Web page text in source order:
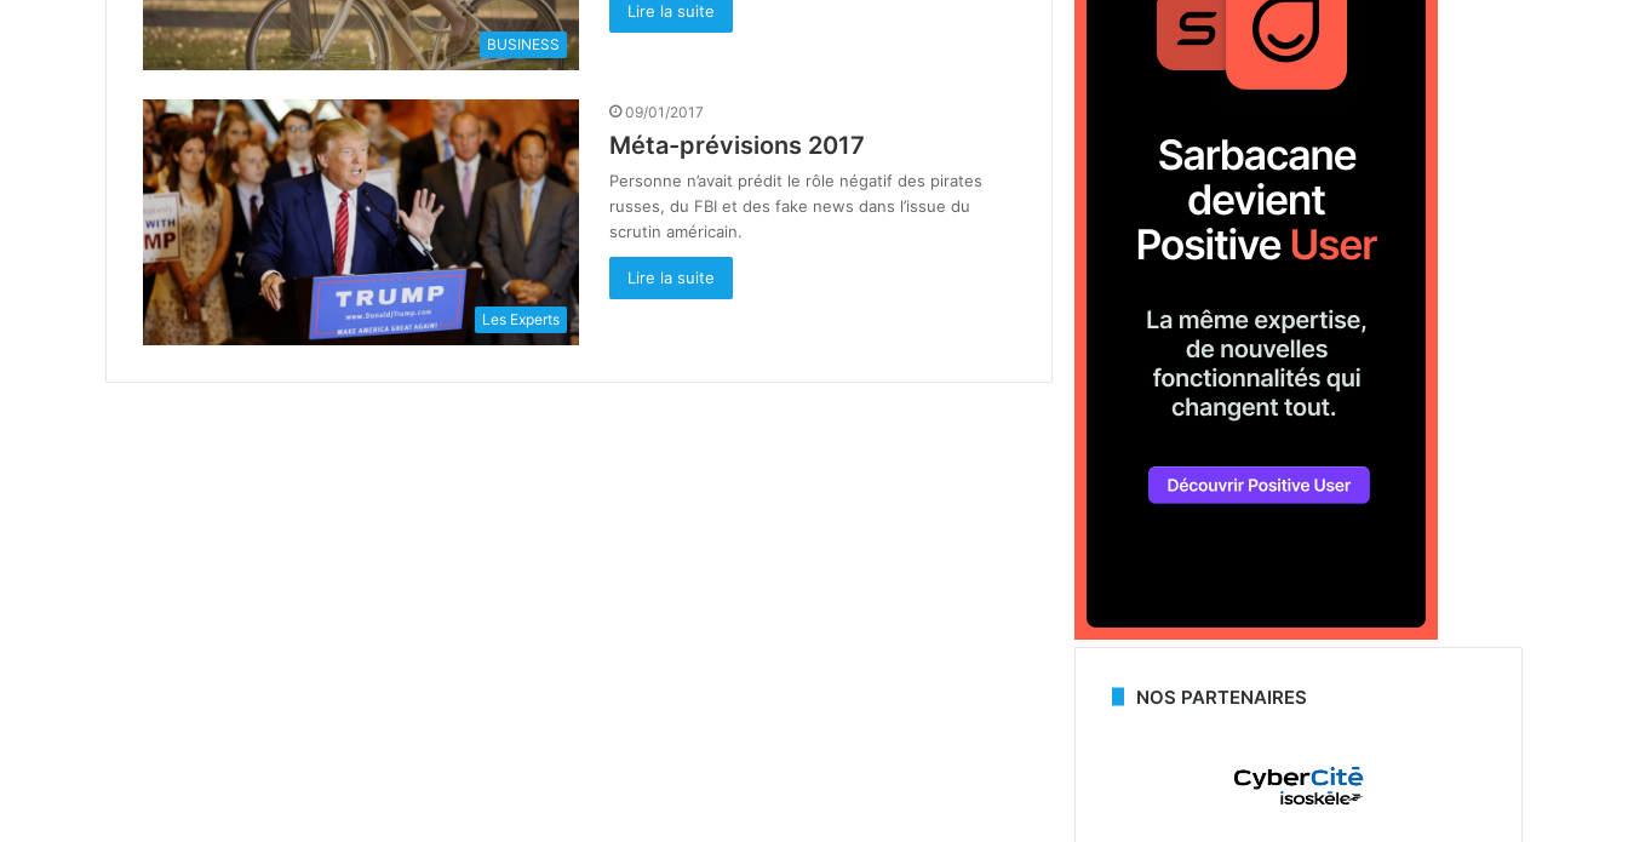
BUSINESS
Lire la suite
Les Experts
09/01/2017
Méta-prévisions 2017
Personne n’avait prédit le rôle négatif des pirates
russes, du FBI et des fake news dans l’issue du
scrutin américain.
Lire la suite
NOS PARTENAIRES